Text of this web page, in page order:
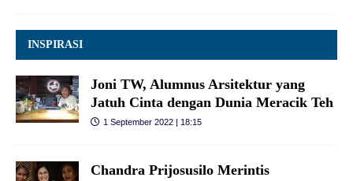
INSPIRASI
Joni TW, Alumnus Arsitektur yang
Jatuh Cinta dengan Dunia Meracik Teh
1 September 2022 | 18:15
Chandra Prijosusilo Merintis